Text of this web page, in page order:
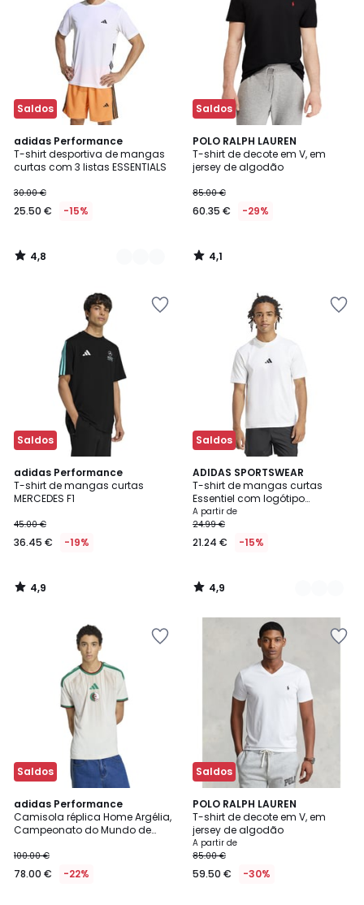
Saldos
adidas Performance
T-shirt desportiva de mangas
curtas com 3 listas ESSENTIALS
30.00 €
25.50 € -15%
4,8
/ 5
3
Cores
4,8
/
Saldos
POLO RALPH LAUREN
T-shirt de decote em V, em
jersey de algodão
85.00 €
60.35 € -29%
4,1
/ 5
4,1
/
Saldos
adidas Performance
T-shirt de mangas curtas
MERCEDES F1
45.00 €
36.45 € -19%
4,9
/ 5
4,9
/
Saldos
ADIDAS SPORTSWEAR
T-shirt de mangas curtas
Essentiel com logótipo
pequeno
A partir de
24.99 €
21.24 € -15%
4,9
/ 5
6
Cores
4,9
/
Saldos
adidas Performance
Camisola réplica Home Argélia,
Campeonato do Mundo de
100.00 €
78.00 € -22%
4,9
/ 5
Saldos
POLO RALPH LAUREN
T-shirt de decote em V, em
jersey de algodão
A partir de
85.00 €
59.50 € -30%
4,3
/ 5
2
Cores